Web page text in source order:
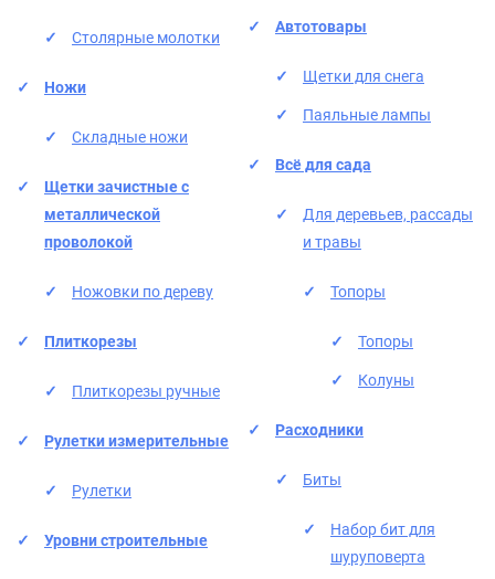
Столярные молотки
Ножи
Складные ножи
Щетки зачистные с
металлической
проволокой
Ножовки по дереву
Плиткорезы
Плиткорезы ручные
Рулетки измерительные
Рулетки
Уровни строительные
Автотовары
Щетки для снега
Паяльные лампы
Всё для сада
Для деревьев, рассады
и травы
Топоры
Топоры
Колуны
Расходники
Биты
Набор бит для
шуруповерта